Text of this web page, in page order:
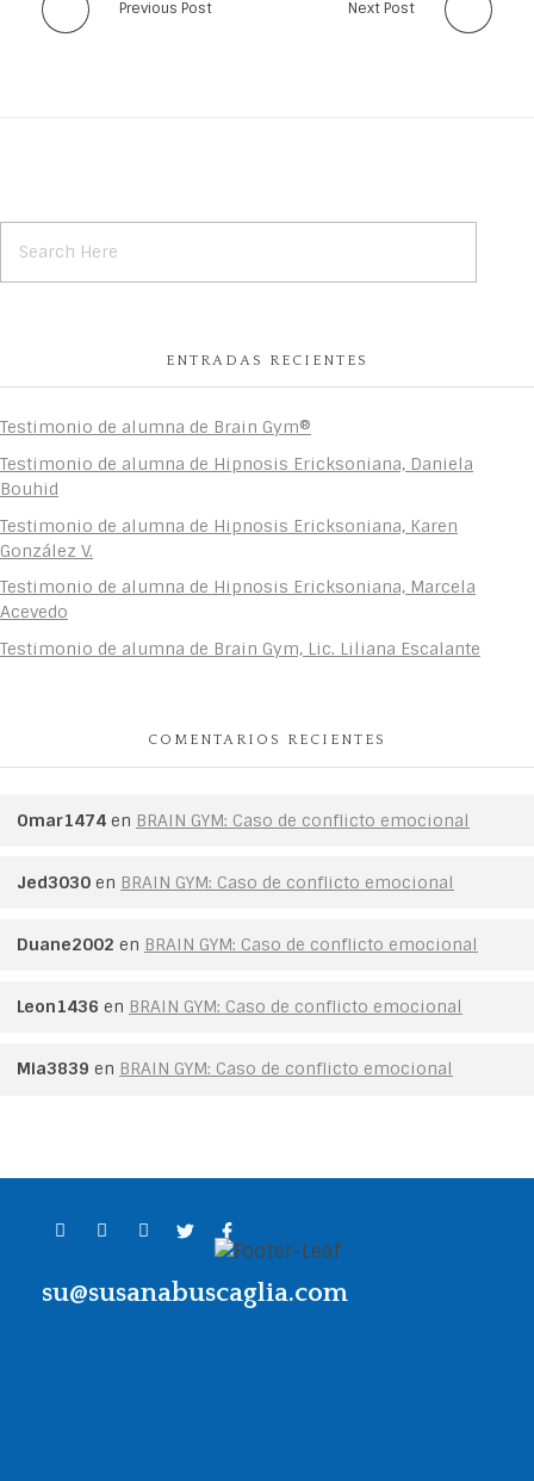
Previous Post Next Post
ENTRADAS RECIENTES
Testimonio de alumna de Brain Gym®
Testimonio de alumna de Hipnosis Ericksoniana, Daniela
Bouhid
Testimonio de alumna de Hipnosis Ericksoniana, Karen
González V.
Testimonio de alumna de Hipnosis Ericksoniana, Marcela
Acevedo
Testimonio de alumna de Brain Gym, Lic. Liliana Escalante
COMENTARIOS RECIENTES
Omar1474 en BRAIN GYM: Caso de conflicto emocional
Jed3030 en BRAIN GYM: Caso de conflicto emocional
Duane2002 en BRAIN GYM: Caso de conflicto emocional
Leon1436 en BRAIN GYM: Caso de conflicto emocional
Mia3839 en BRAIN GYM: Caso de conflicto emocional
su@susanabuscaglia.com